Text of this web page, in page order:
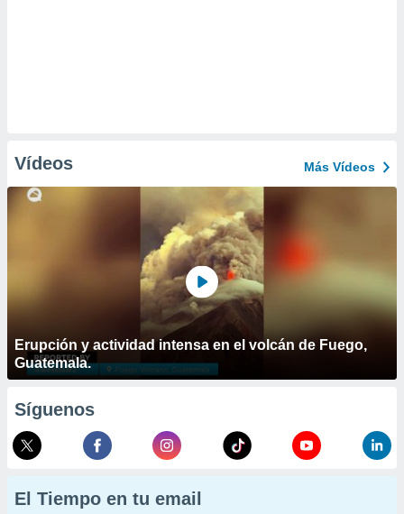
Vídeos Más Vídeos
Erupción y actividad intensa en el volcán de Fuego,
Guatemala.
Síguenos
El Tiempo en tu email